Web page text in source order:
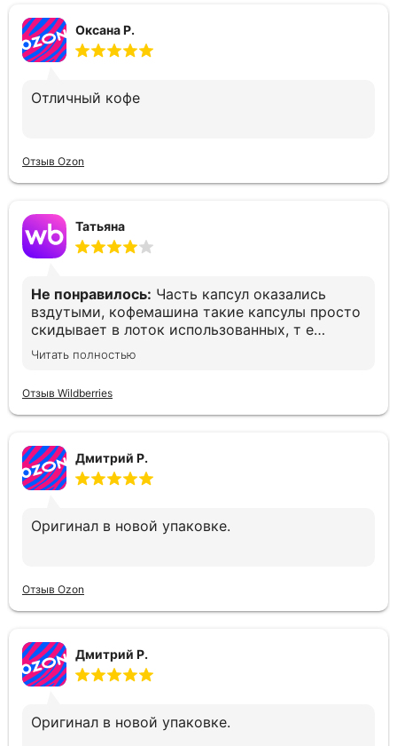
Оксана Р.
Отличный кофе
Отзыв Ozon
Татьяна
Не понравилось: Часть капсул оказались
вздутыми, кофемашина такие капсулы просто
скидывает в лоток использованных, т е
остаёшься без кофе. Печально(
Читать полностью
Отзыв Wildberries
Дмитрий Р.
Оригинал в новой упаковке.
Отзыв Ozon
Дмитрий Р.
Оригинал в новой упаковке.